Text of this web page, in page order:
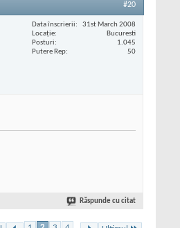
#20
Data înscrierii
31st March 2008
Locaţie
Bucuresti
Posturi
1.045
Putere Rep
50
Răspunde cu citat